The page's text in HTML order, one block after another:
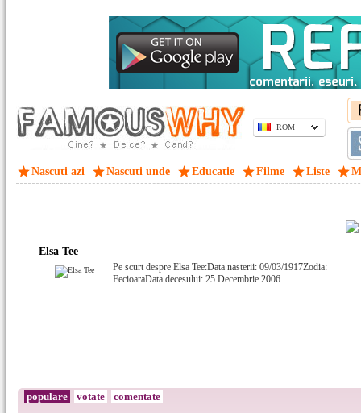
ROM
Nascuti azi Nascuti unde Educatie Filme Liste
Elsa Tee
Pe scurt despre Elsa Tee:Data nasterii: 09/03/1917Zodia:
FecioaraData decesului: 25 Decembrie 2006
populare votate comentate